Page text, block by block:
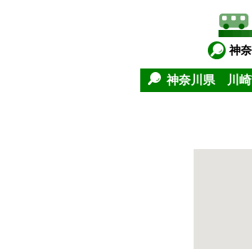
神
神奈川県 川